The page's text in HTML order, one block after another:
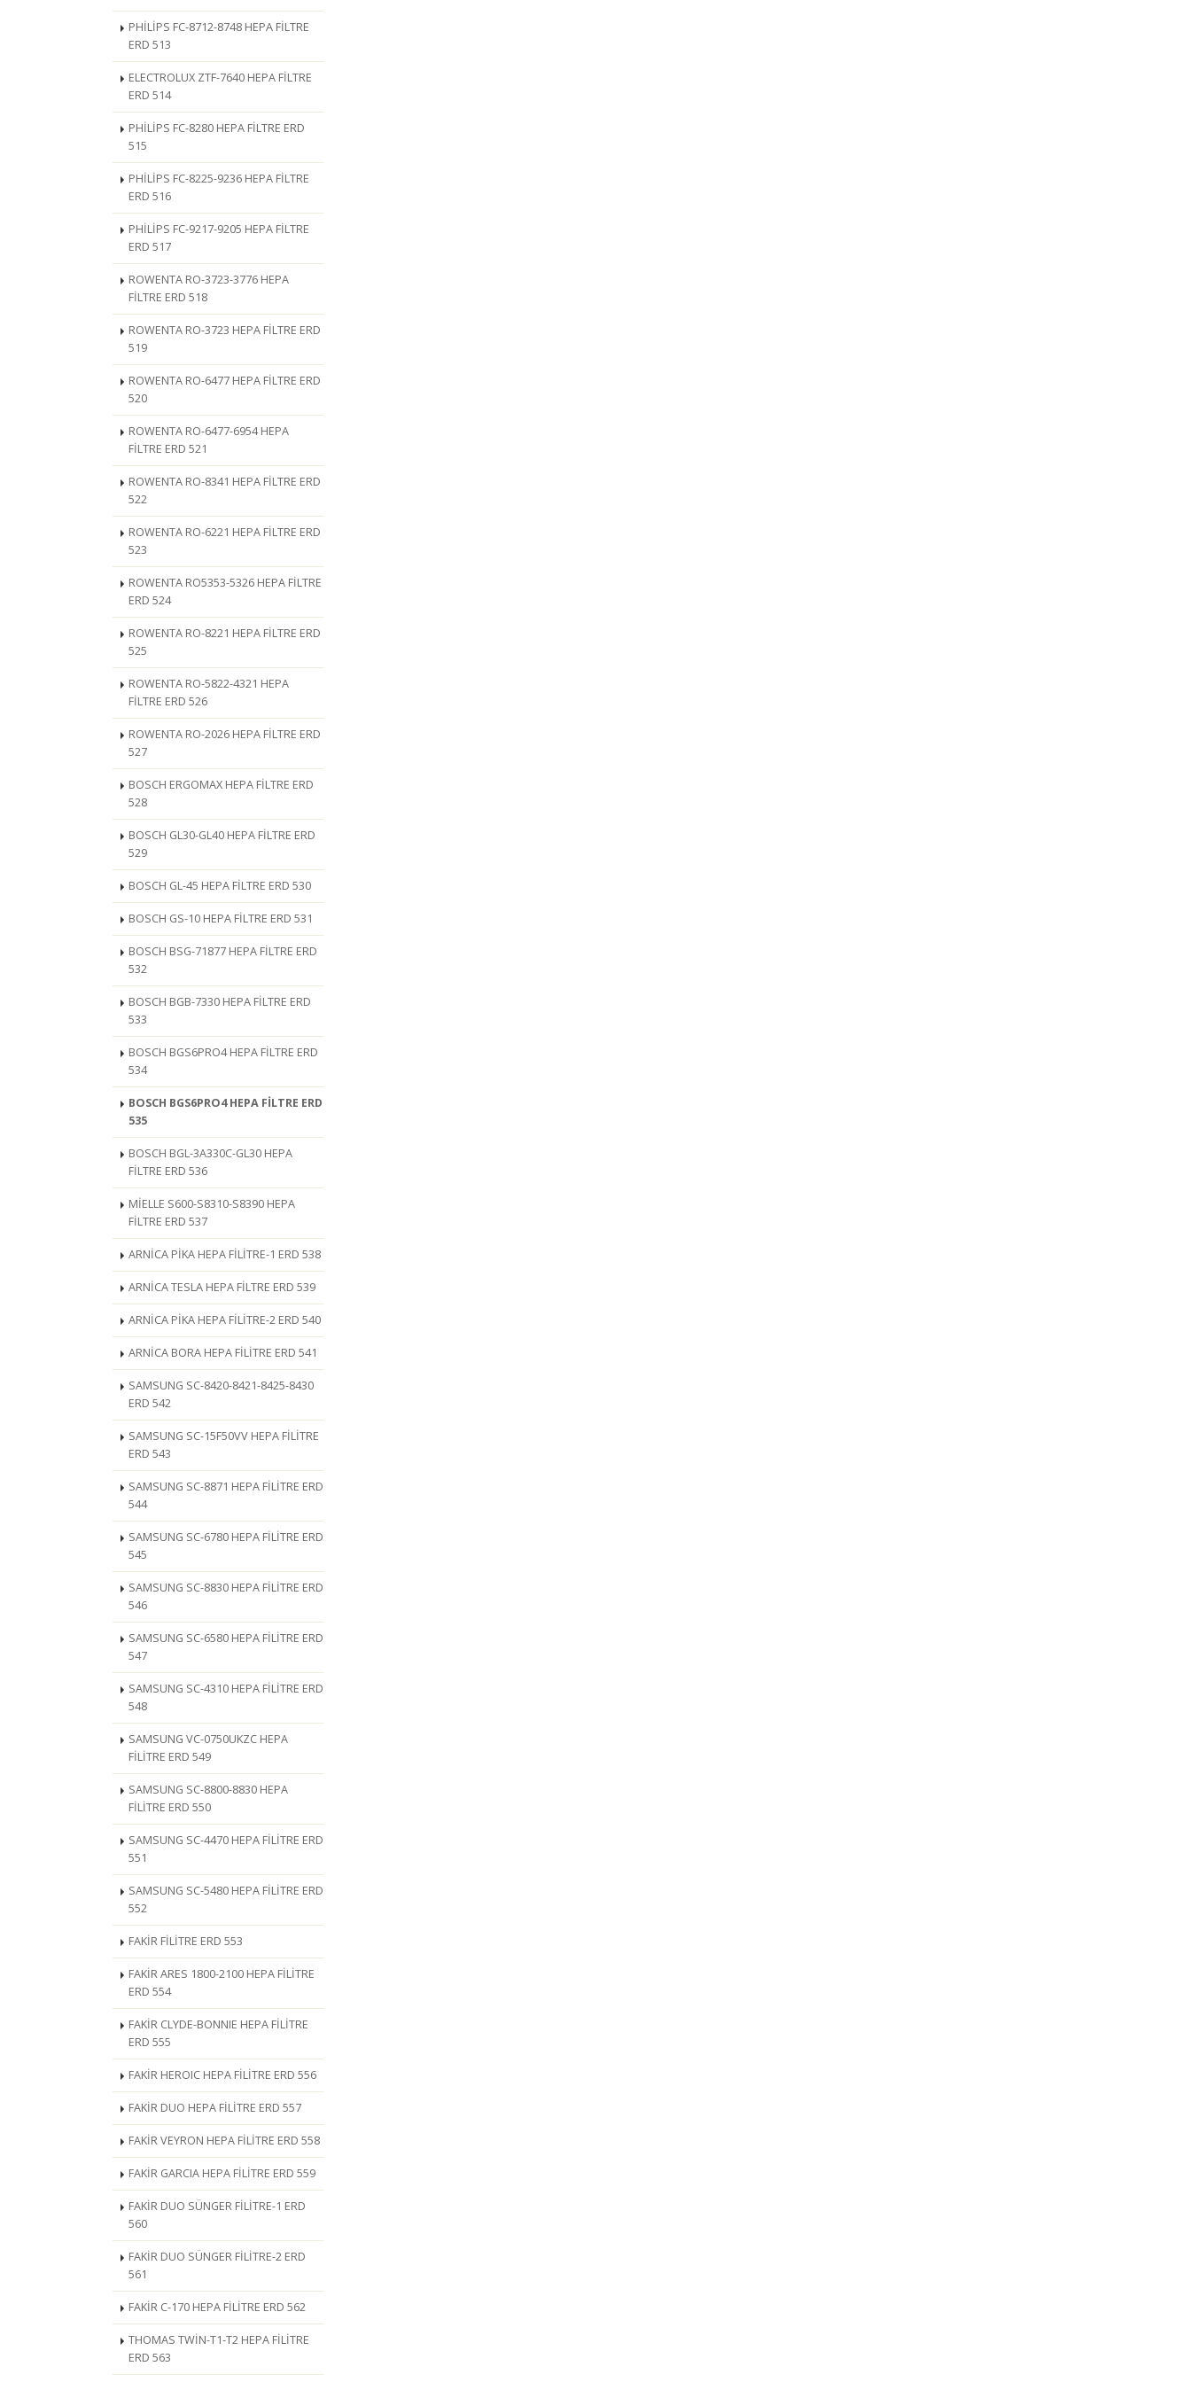
PHİLİPS FC-8712-8748 HEPA FİLTRE
ERD 513
ELECTROLUX ZTF-7640 HEPA FİLTRE
ERD 514
PHİLİPS FC-8280 HEPA FİLTRE ERD
515
PHİLİPS FC-8225-9236 HEPA FİLTRE
ERD 516
PHİLİPS FC-9217-9205 HEPA FİLTRE
ERD 517
ROWENTA RO-3723-3776 HEPA
FİLTRE ERD 518
ROWENTA RO-3723 HEPA FİLTRE ERD
519
ROWENTA RO-6477 HEPA FİLTRE ERD
520
ROWENTA RO-6477-6954 HEPA
FİLTRE ERD 521
ROWENTA RO-8341 HEPA FİLTRE ERD
522
ROWENTA RO-6221 HEPA FİLTRE ERD
523
ROWENTA RO5353-5326 HEPA FİLTRE
ERD 524
ROWENTA RO-8221 HEPA FİLTRE ERD
525
ROWENTA RO-5822-4321 HEPA
FİLTRE ERD 526
ROWENTA RO-2026 HEPA FİLTRE ERD
527
BOSCH ERGOMAX HEPA FİLTRE ERD
528
BOSCH GL30-GL40 HEPA FİLTRE ERD
529
BOSCH GL-45 HEPA FİLTRE ERD 530
BOSCH GS-10 HEPA FİLTRE ERD 531
BOSCH BSG-71877 HEPA FİLTRE ERD
532
BOSCH BGB-7330 HEPA FİLTRE ERD
533
BOSCH BGS6PRO4 HEPA FİLTRE ERD
534
BOSCH BGS6PRO4 HEPA FİLTRE ERD
535
BOSCH BGL-3A330C-GL30 HEPA
FİLTRE ERD 536
MİELLE S600-S8310-S8390 HEPA
FİLTRE ERD 537
ARNİCA PİKA HEPA FİLİTRE-1 ERD 538
ARNİCA TESLA HEPA FİLTRE ERD 539
ARNİCA PİKA HEPA FİLİTRE-2 ERD 540
ARNİCA BORA HEPA FİLİTRE ERD 541
SAMSUNG SC-8420-8421-8425-8430
ERD 542
SAMSUNG SC-15F50VV HEPA FİLİTRE
ERD 543
SAMSUNG SC-8871 HEPA FİLİTRE ERD
544
SAMSUNG SC-6780 HEPA FİLİTRE ERD
545
SAMSUNG SC-8830 HEPA FİLİTRE ERD
546
SAMSUNG SC-6580 HEPA FİLİTRE ERD
547
SAMSUNG SC-4310 HEPA FİLİTRE ERD
548
SAMSUNG VC-0750UKZC HEPA
FİLİTRE ERD 549
SAMSUNG SC-8800-8830 HEPA
FİLİTRE ERD 550
SAMSUNG SC-4470 HEPA FİLİTRE ERD
551
SAMSUNG SC-5480 HEPA FİLİTRE ERD
552
FAKİR FİLİTRE ERD 553
FAKİR ARES 1800-2100 HEPA FİLİTRE
ERD 554
FAKİR CLYDE-BONNIE HEPA FİLİTRE
ERD 555
FAKİR HEROIC HEPA FİLİTRE ERD 556
FAKİR DUO HEPA FİLİTRE ERD 557
FAKİR VEYRON HEPA FİLİTRE ERD 558
FAKİR GARCIA HEPA FİLİTRE ERD 559
FAKİR DUO SÜNGER FİLİTRE-1 ERD
560
FAKİR DUO SÜNGER FİLİTRE-2 ERD
561
FAKİR C-170 HEPA FİLİTRE ERD 562
THOMAS TWİN-T1-T2 HEPA FİLİTRE
ERD 563